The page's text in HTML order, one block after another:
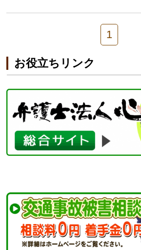
1
お役立ちリンク